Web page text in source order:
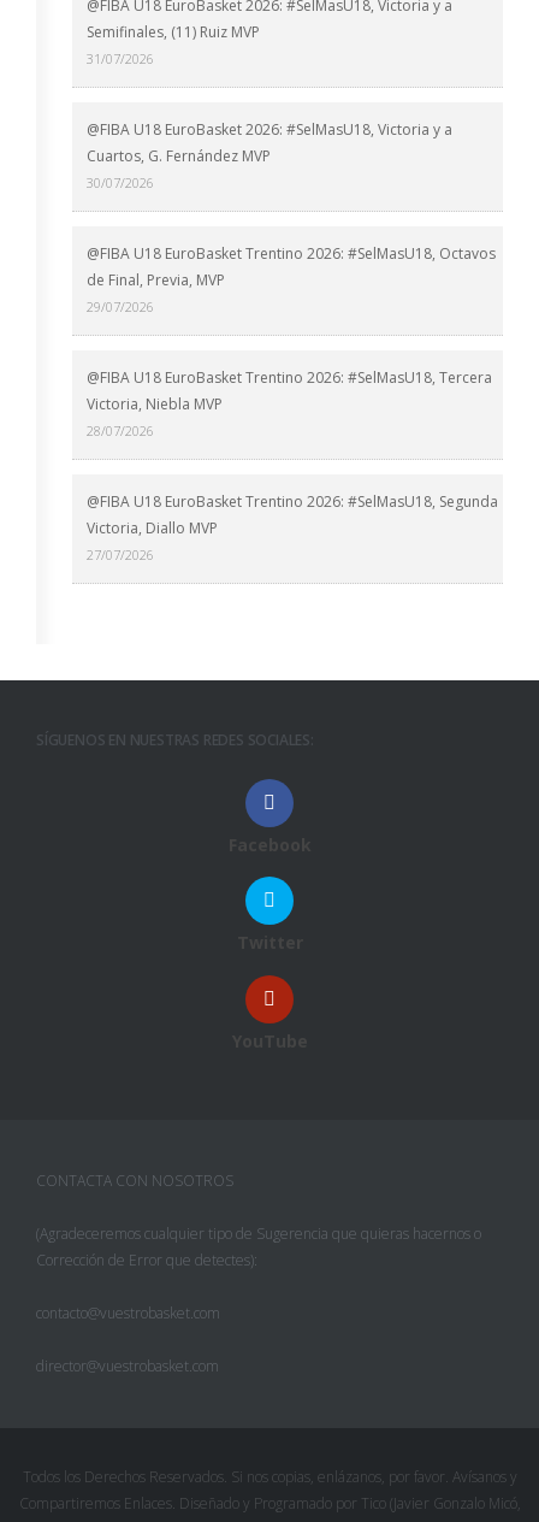
@FIBA U18 EuroBasket 2026: #SelMasU18, Victoria y a
Semifinales, (11) Ruiz MVP
31/07/2026
@FIBA U18 EuroBasket 2026: #SelMasU18, Victoria y a
Cuartos, G. Fernández MVP
30/07/2026
@FIBA U18 EuroBasket Trentino 2026: #SelMasU18, Octavos
de Final, Previa, MVP
29/07/2026
@FIBA U18 EuroBasket Trentino 2026: #SelMasU18, Tercera
Victoria, Niebla MVP
28/07/2026
@FIBA U18 EuroBasket Trentino 2026: #SelMasU18, Segunda
Victoria, Diallo MVP
27/07/2026
SÍGUENOS EN NUESTRAS REDES SOCIALES:
Facebook
Twitter
YouTube
CONTACTA CON NOSOTROS
(Agradeceremos cualquier tipo de Sugerencia que quieras hacernos o
Corrección de Error que detectes):
contacto@vuestrobasket.com
director@vuestrobasket.com
Todos los Derechos Reservados. Si nos copias, enlázanos, por favor. Avísanos y
Compartiremos Enlaces. Diseñado y Programado por Tico (Javier Gonzalo Micó,